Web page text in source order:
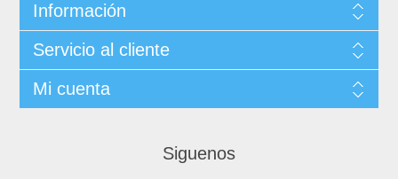
Información
Servicio al cliente
Mi cuenta
Siguenos